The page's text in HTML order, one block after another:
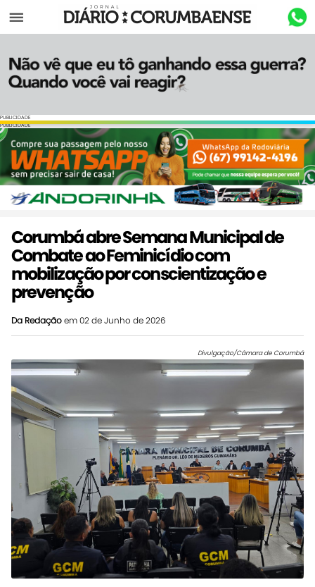
Menu
PUBLICIDADE
PUBLICIDADE
Corumbá abre Semana Municipal de
Combate ao Feminicídio com
mobilização por conscientização e
prevenção
Da Redaçãoem 02 de Junho de 2026
Divulgação/Câmara de Corumbá